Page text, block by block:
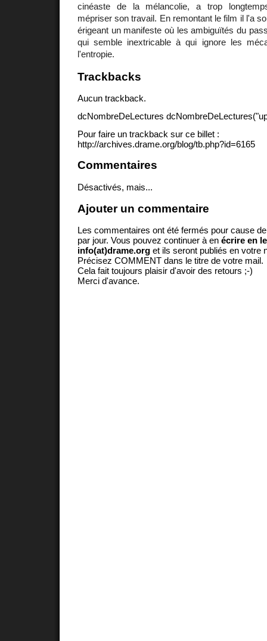
cinéaste de la mélancolie, a trop
mépriser son travail. En remontant le film il l'a
érigeant un manifeste où les ambiguïtés du
qui semble inextricable à qui ignore les
l'entropie.
Trackbacks
Aucun trackback.
dcNombreDeLectures
Pour faire un trackback sur ce billet :
http://archives.drame.org/blog/tb.php?id=6165
Commentaires
Désactivés, mais...
Ajouter un commentaire
Les commentaires ont été fermés pour cause
par jour. Vous pouvez continuer à en écrire en
info(at)drame.org et ils seront publiés en votre
Précisez COMMENT dans le titre de votre mail.
Cela fait toujours plaisir d'avoir des retours ;-)
Merci d'avance.